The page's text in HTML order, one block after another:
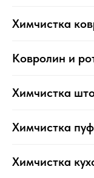
Химчистка
Ковролин и
Химчистка
Химчистка
Химчистка